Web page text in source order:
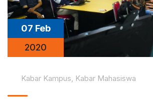
07 Feb
2020
Kabar Kampus, Kabar Mahasiswa